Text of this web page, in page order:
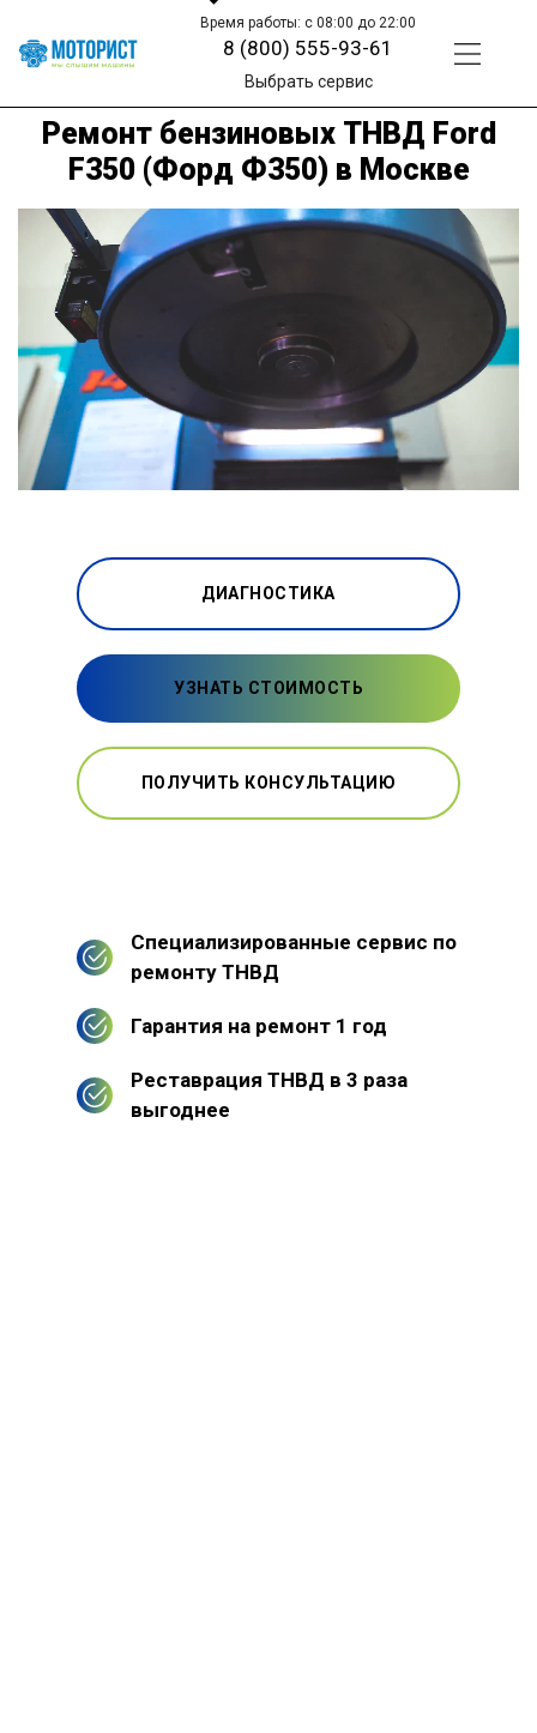
Время работы: с 08:00 до 22:00
8 (800) 555-93-61
Выбрать сервис
Ремонт бензиновых ТНВД Ford
F350 (Форд Ф350) в Москве
ДИАГНОСТИКА
УЗНАТЬ СТОИМОСТЬ
ПОЛУЧИТЬ КОНСУЛЬТАЦИЮ
Специализированные сервис по
ремонту ТНВД
Гарантия на ремонт 1 год
Реставрация ТНВД в 3 раза
выгоднее